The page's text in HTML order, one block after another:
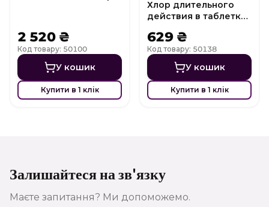
2 520 ₴
Код товару: 50100
У кошик
Купити в 1 клік
Хлор длительного
действия в таблетках
3 в 1 (200 г)
629 ₴
Код товару: 50138
У кошик
Купити в 1 клік
Залишайтеся на зв'язку
Маєте запитання? Ми допоможемо.